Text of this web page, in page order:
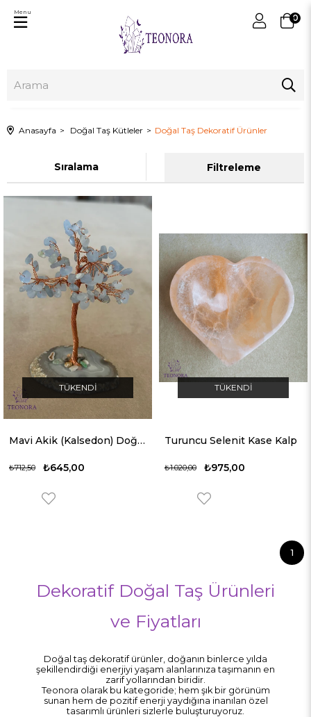
0
Menu
Anasayfa Doğal Taş Kütleler Doğal Taş Dekoratif Ürünler
Filtreleme
Sıralama
TÜKENDI
Mavi Akik (Kalsedon) Doğal Taş Ağaç
₺645,00
₺712,50
TÜKENDI
Turuncu Selenit Kase Kalp
₺975,00
₺1.020,00
1
Dekoratif Doğal Taş Ürünleri
ve Fiyatları
Doğal taş dekoratif ürünler, doğanın binlerce yılda
şekillendirdiği enerjiyi yaşam alanlarınıza taşımanın en
zarif yollarından biridir.
Teonora olarak bu kategoride; hem şık bir görünüm
sunan hem de pozitif enerji yaydığına inanılan özel
tasarımlı ürünleri sizlerle buluşturuyoruz.